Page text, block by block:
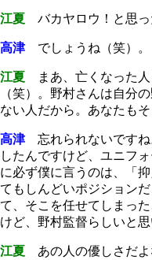
江夏 バカヤロウ！と思っ
高津でしょうね（笑）。
江夏 まあ、亡くなった人
（笑）。野村さんは自分
ない人だから。あなたもそ
高津忘れられないですね
したんですけど、ユニフ
に必ず僕に言うのは、「
てもしんどいポジション
て、そこを任せてしまっ
けど、野村監督らしいと思
江夏 あの人の優しさだよ